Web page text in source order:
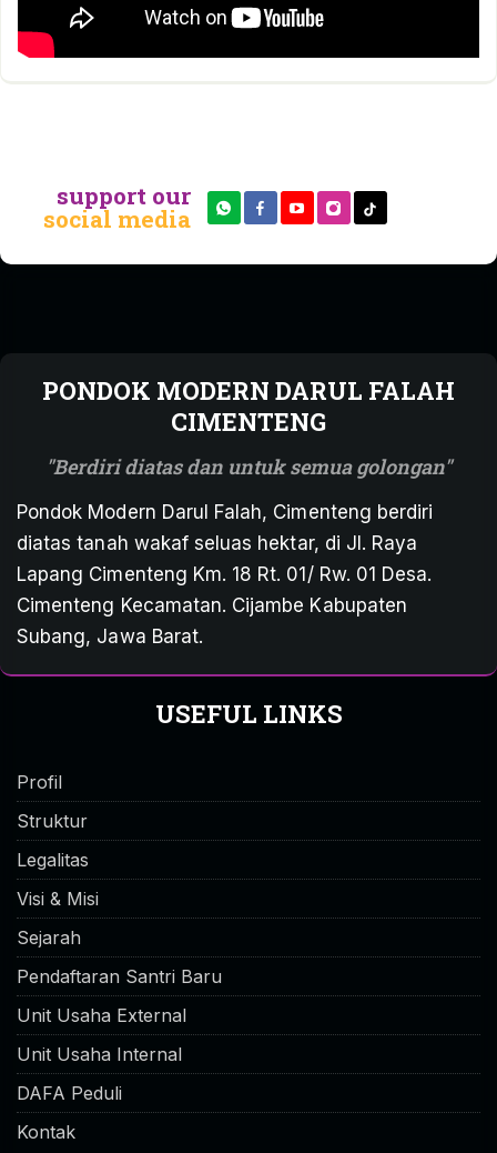
support our
social media
PONDOK MODERN DARUL FALAH
CIMENTENG
Berdiri diatas dan untuk semua golongan
Pondok Modern Darul Falah, Cimenteng berdiri
diatas tanah wakaf seluas hektar, di Jl. Raya
Lapang Cimenteng Km. 18 Rt. 01/ Rw. 01 Desa.
Cimenteng Kecamatan. Cijambe Kabupaten
Subang, Jawa Barat.
USEFUL LINKS
Profil
Struktur
Legalitas
Visi & Misi
Sejarah
Pendaftaran Santri Baru
Unit Usaha External
Unit Usaha Internal
DAFA Peduli
Kontak